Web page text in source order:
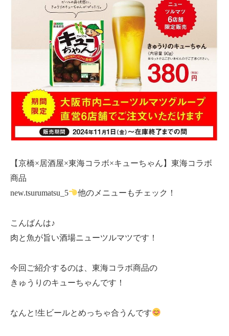
【京橋×居酒屋×東海コラボ×キューちゃん】東海コラボ
商品
new.tsurumatsu_5
他のメニューもチェック！
こんばんは♪
肉と魚が旨い酒場ニューツルマツです！
今回ご紹介するのは、東海コラボ商品の
きゅうりのキューちゃんです！
なんと!生ビールとめっちゃ合うんです